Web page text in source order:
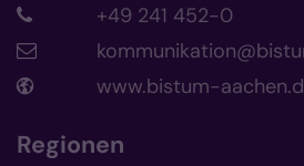
+49 241 452-0
www.bistum-
Regionen